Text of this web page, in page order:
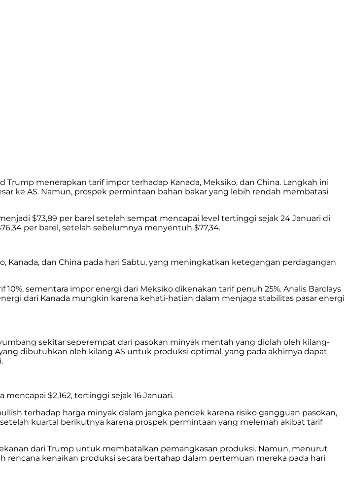
Trump menerapkan tarif impor terhadap Kanada, Meksiko, dan China. Langkah ini
ke AS. Namun, prospek permintaan bahan bakar yang lebih rendah membatasi
$73,89 per barel setelah sempat mencapai level tertinggi sejak 24 Januari di
per barel, setelah sebelumnya menyentuh $77,34.
dan China pada hari Sabtu, yang meningkatkan ketegangan perdagangan
sementara impor energi dari Meksiko dikenakan tarif penuh 25%. Analis Barclays
dari Kanada mungkin karena kehati-hatian dalam menjaga stabilitas pasar energi
sekitar seperempat dari pasokan minyak mentah yang diolah oleh kilang-
dibutuhkan oleh kilang AS untuk produksi optimal, yang pada akhirnya dapat
$2,162, tertinggi sejak 16 Januari.
terhadap harga minyak dalam jangka pendek karena risiko gangguan pasokan,
kuartal berikutnya karena prospek permintaan yang melemah akibat tarif
dari Trump untuk membatalkan pemangkasan produksi. Namun, menurut
kenaikan produksi secara bertahap dalam pertemuan mereka pada hari